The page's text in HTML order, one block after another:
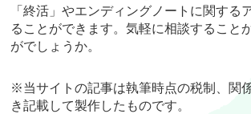
「終活」やエンディングノートに関する
ることができます。気軽に相談すること
がでしょうか。
※当サイトの記事は執筆時点の税制、関
き記載して製作したものです。